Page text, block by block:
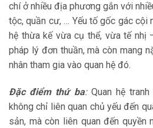
chí ở nhiều địa phương gắn với
tộc, quần cư, … Yếu tố gốc gác cội
hệ thừa kế vừa cụ thể, vừa tế nhị
pháp lý đơn thuần, mà còn mang
nhân tham gia vào quan hệ đó.
Đặc điểm thứ ba:Quan hệ
không chỉ liên quan chủ yếu đến
sản, mà còn liên quan đến quyền